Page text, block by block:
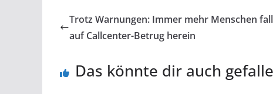
Trotz Warnungen: Immer mehr Menschen
auf Callcenter-Betrug herein
Das könnte dir auch